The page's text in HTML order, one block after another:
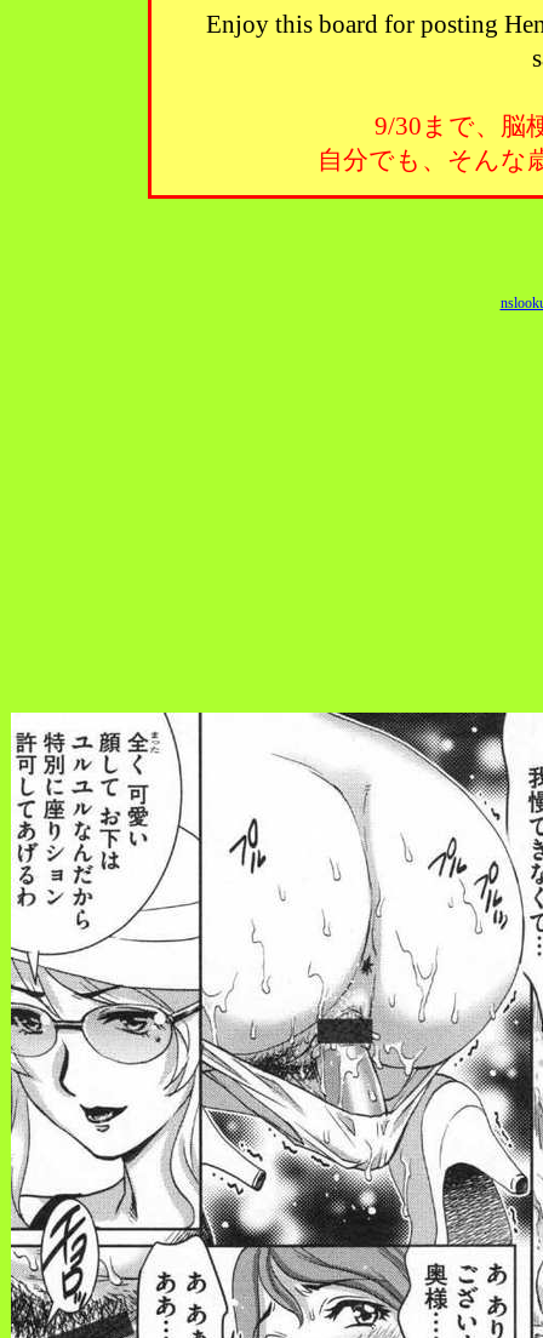
Enjoy this board for posting
9/30まで、脳
自分でも、そんな